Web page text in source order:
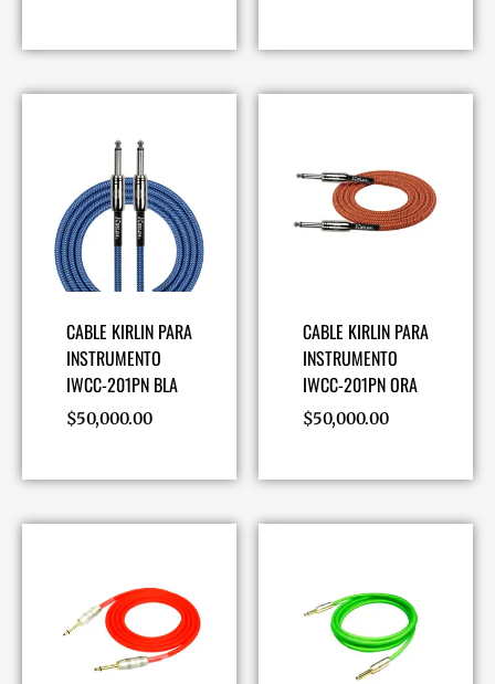
CABLE KIRLIN PARA
INSTRUMENTO
IWCC-201PN BLA
$50,000.00
CABLE KIRLIN PARA
INSTRUMENTO
IWCC-201PN ORA
$50,000.00